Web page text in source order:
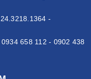
-
0934 658 112 - 0902 438